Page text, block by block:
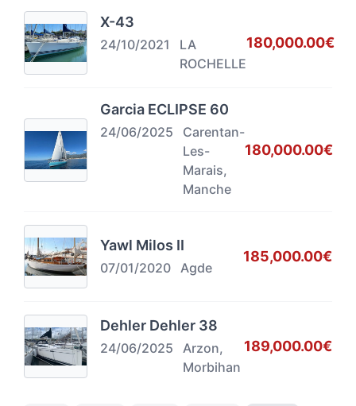
X-43
24/10/2021
LA
ROCHELLE
180,000.00€
Garcia ECLIPSE 60
24/06/2025
Carentan-
Les-
Marais,
Manche
180,000.00€
Yawl Milos II
07/01/2020 Agde
185,000.00€
Dehler Dehler 38
24/06/2025
Arzon,
Morbihan
189,000.00€